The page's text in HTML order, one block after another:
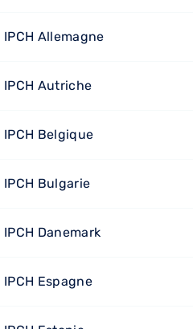
IPCH Allemagne
IPCH Autriche
IPCH Belgique
IPCH Bulgarie
IPCH Danemark
IPCH Espagne